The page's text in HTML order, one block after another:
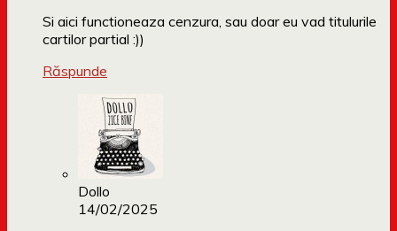
Si aici functioneaza cenzura, sau doar eu vad titulurile
cartilor partial :))
Răspunde
Dollo
14/02/2025